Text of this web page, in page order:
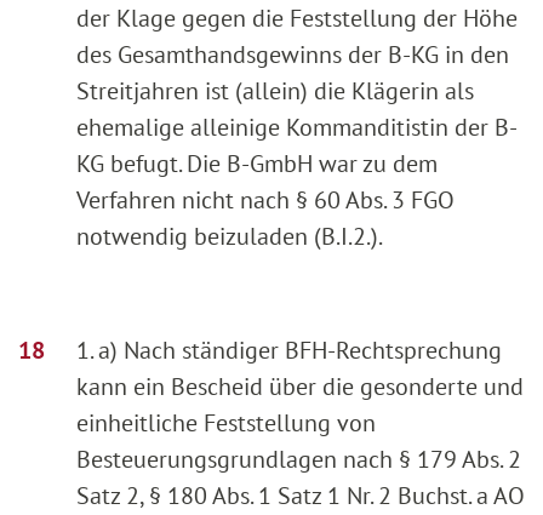
der Klage gegen die Feststellung der Höhe
des Gesamthandsgewinns der B-KG in den
Streitjahren ist (allein) die Klägerin als
ehemalige alleinige Kommanditistin der B-
KG befugt. Die B-GmbH war zu dem
Verfahren nicht nach § 60 Abs. 3 FGO
notwendig beizuladen (B.I.2.).
1. a) Nach ständiger BFH-Rechtsprechung
kann ein Bescheid über die gesonderte und
einheitliche Feststellung von
Besteuerungsgrundlagen nach § 179 Abs. 2
Satz 2, § 180 Abs. 1 Satz 1 Nr. 2 Buchst. a AO